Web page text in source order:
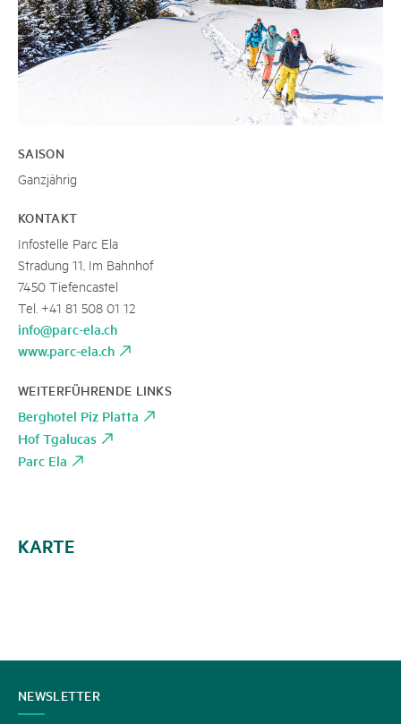
SAISON
Ganzjährig
KONTAKT
Infostelle Parc Ela
Stradung 11, Im Bahnhof
7450 Tiefencastel
Tel. +41 81 508 01 12
info@parc-ela.ch
www.parc-ela.ch
WEITERFÜHRENDE LINKS
Berghotel Piz Platta
Hof Tgalucas
Parc Ela
KARTE
KONTAKT
NEWSLETTER